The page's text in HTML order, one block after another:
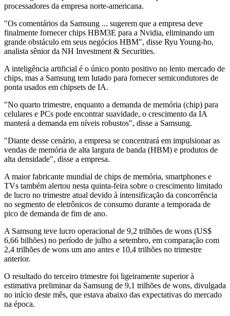
processadores da empresa norte-americana.
"Os comentários da Samsung ... sugerem que a empresa deve
finalmente fornecer chips HBM3E para a Nvidia, eliminando um
grande obstáculo em seus negócios HBM", disse Ryu Young-ho,
analista sênior da NH Investment & Securities.
A inteligência artificial é o único ponto positivo no lento mercado de
chips, mas a Samsung tem lutado para fornecer semicondutores de
ponta usados em chipsets de IA.
"No quarto trimestre, enquanto a demanda de memória (chip) para
celulares e PCs pode encontrar suavidade, o crescimento da IA
manterá a demanda em níveis robustos", disse a Samsung.
"Diante desse cenário, a empresa se concentrará em impulsionar as
vendas de memória de alta largura de banda (HBM) e produtos de
alta densidade", disse a empresa.
A maior fabricante mundial de chips de memória, smartphones e
TVs também alertou nesta quinta-feira sobre o crescimento limitado
de lucro no trimestre atual devido à intensificação da concorrência
no segmento de eletrônicos de consumo durante a temporada de
pico de demanda de fim de ano.
A Samsung teve lucro operacional de 9,2 trilhões de wons (US$
6,66 bilhões) no período de julho a setembro, em comparação com
2,4 trilhões de wons um ano antes e 10,4 trilhões no trimestre
anterior.
O resultado do terceiro trimestre foi ligeiramente superior à
estimativa preliminar da Samsung de 9,1 trilhões de wons, divulgada
no início deste mês, que estava abaixo das expectativas do mercado
na época.